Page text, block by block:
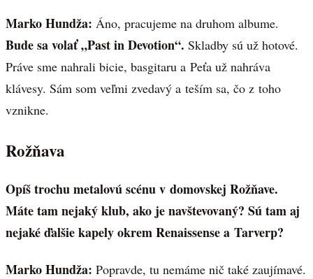
Marko Hundža: Áno, pracujeme na druhom albume.
Bude sa volať „Past in Devotion“. Skladby sú už hotové.
Práve sme nahrali bicie, basgitaru a Peťa už nahráva
klávesy. Sám som veľmi zvedavý a teším sa, čo z toho
vznikne.
Rožňava
Opíš trochu metalovú scénu v domovskej Rožňave.
Máte tam nejaký klub, ako je navštevovaný? Sú tam aj
nejaké ďalšie kapely okrem Renaissense a Tarverp?
Marko Hundža: Popravde, tu nemáme nič také zaujímavé.